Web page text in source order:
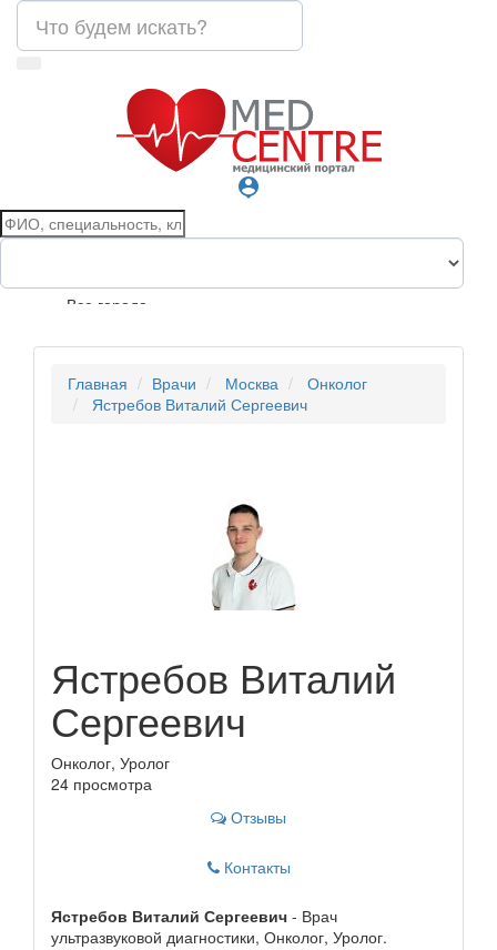
person_pin
Все города
Главная Врачи Москва
Онколог
Ястребов Виталий Сергеевич
Ястребов Виталий
Сергеевич
Онколог, Уролог
24 просмотра
Отзывы
Контакты
Ястребов Виталий Сергеевич - Врач
ультразвуковой диагностики, Онколог, Уролог.